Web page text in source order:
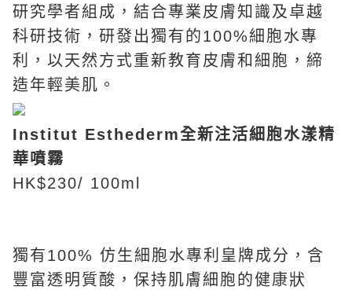
研究學者組成，結合專業皮膚知識及卓越
科研技術，研發出獨有的100%細胞水專
利，以天然方式重新教育皮膚和細胞，締
造年輕美肌。
Institut Esthederm全新注活細胞水漾精
華噴霧
HK$230/ 100ml
獨有100% 仿生細胞水專利皇牌成分，含
豐富透明質酸，保持肌膚細胞的健康狀